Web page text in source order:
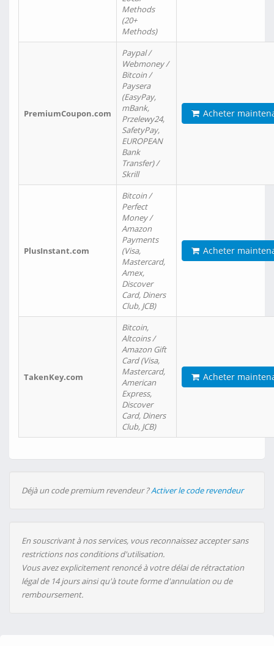
Methods
(20+
Methods)
PremiumCoupon.com
Paypal /
Webmoney /
Bitcoin /
Paysera
(EasyPay,
mBank,
Przelewy24,
SafetyPay,
EUROPEAN
Bank
Transfer) /
Skrill
Acheter
PlusInstant.com
Bitcoin /
Perfect
Money /
Amazon
Payments
(Visa,
Mastercard,
Amex,
Discover
Card, Diners
Club, JCB)
Acheter
TakenKey.com
Bitcoin,
Altcoins /
Amazon Gift
Card (Visa,
Mastercard,
American
Express,
Discover
Card, Diners
Club, JCB)
Acheter
Déjà un code premium revendeur ?Activer le code revendeur
En souscrivant à nos services, vous reconnaissez accepter sans
restrictions nos conditions d'utilisation.
Vous avez explicitement renoncé à votre délai de rétractation
légal de 14 jours ainsi qu'à toute forme d'annulation ou de
remboursement.